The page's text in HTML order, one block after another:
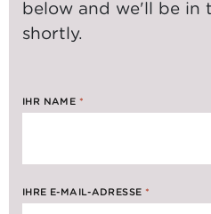
below and we'll be in
shortly.
IHR NAME *
IHRE E-MAIL-ADRESSE *